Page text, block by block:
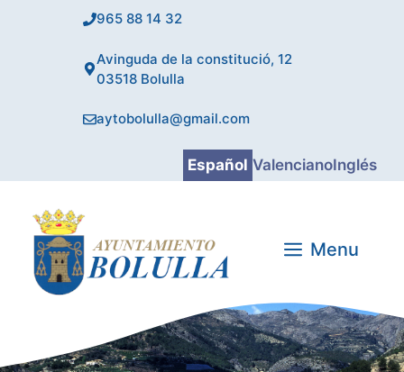
965 88 14 32
Avinguda de la constitució, 12
03518 Bolulla
aytobolulla@gmail.com
Español ValencianoInglés
Menu